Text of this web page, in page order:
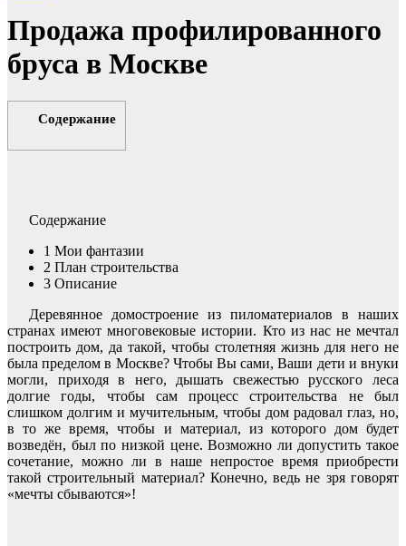
Продажа профилированного
бруса в Москве
Содержание
Содержание
1 Мои фантазии
2 План строительства
3 Описание
Деревянное домостроение из пиломатериалов в наших
странах имеют многовековые истории. Кто из нас не мечтал
построить дом, да такой, чтобы столетняя жизнь для него не
была пределом в Москве? Чтобы Вы сами, Ваши дети и внуки
могли, приходя в него, дышать свежестью русского леса
долгие годы, чтобы сам процесс строительства не был
слишком долгим и мучительным, чтобы дом радовал глаз, но,
в то же время, чтобы и материал, из которого дом будет
возведён, был по низкой цене. Возможно ли допустить такое
сочетание, можно ли в наше непростое время приобрести
такой строительный материал? Конечно, ведь не зря говорят
«мечты сбываются»!